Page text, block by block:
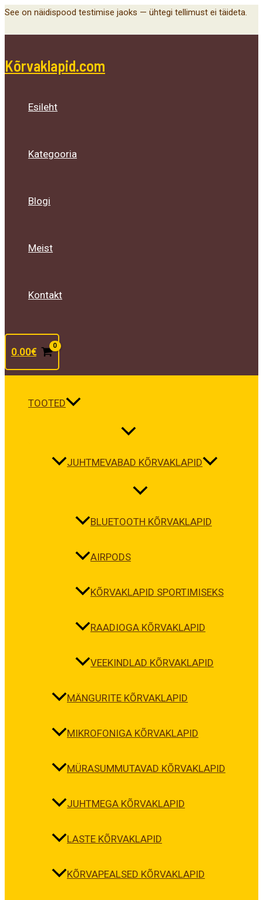
Skip
See on näidispood testimise jaoks — ühtegi tellimust ei täideta.
Kõrvaklapid.com
Esileht
Kategooria
Blogi
Meist
Kontakt
0.00€
TOOTED
Menu
Toggle
JUHTMEVABAD KÕRVAKLAPID
Menu
Toggle
BLUETOOTH KÕRVAKLAPID
AIRPODS
KÕRVAKLAPID SPORTIMISEKS
RAADIOGA KÕRVAKLAPID
VEEKINDLAD KÕRVAKLAPID
MÄNGURITE KÕRVAKLAPID
MIKROFONIGA KÕRVAKLAPID
MÜRASUMMUTAVAD KÕRVAKLAPID
JUHTMEGA KÕRVAKLAPID
LASTE KÕRVAKLAPID
KÕRVAPEALSED KÕRVAKLAPID
Menu
Toggle
Main
Menu